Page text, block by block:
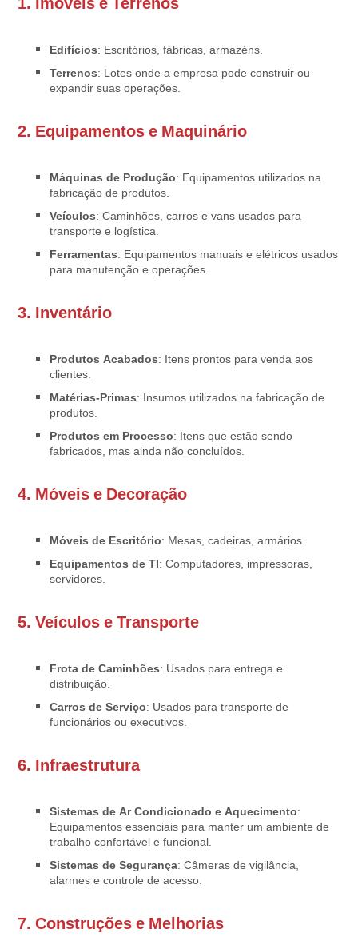
Edifícios: Escritórios, fábricas, armazéns.
Terrenos: Lotes onde a empresa pode construir ou
expandir suas operações.
2. Equipamentos e Maquinário
Máquinas de Produção: Equipamentos utilizados na
fabricação de produtos.
Veículos: Caminhões, carros e vans usados para
transporte e logística.
Ferramentas: Equipamentos manuais e elétricos usados
para manutenção e operações.
3. Inventário
Produtos Acabados: Itens prontos para venda aos
clientes.
Matérias-Primas: Insumos utilizados na fabricação de
produtos.
Produtos em Processo: Itens que estão sendo
fabricados, mas ainda não concluídos.
4. Móveis e Decoração
Móveis de Escritório: Mesas, cadeiras, armários.
Equipamentos de TI: Computadores, impressoras,
servidores.
5.Veículos e Transporte
Frota de Caminhões: Usados para entrega e
distribuição.
Carros de Serviço: Usados para transporte de
funcionários ou executivos.
6. Infraestrutura
Sistemas de Ar Condicionado e Aquecimento:
Equipamentos essenciais para manter um ambiente de
trabalho confortável e funcional.
Sistemas de Segurança: Câmeras de vigilância,
alarmes e controle de acesso.
7.Construções e Melhorias